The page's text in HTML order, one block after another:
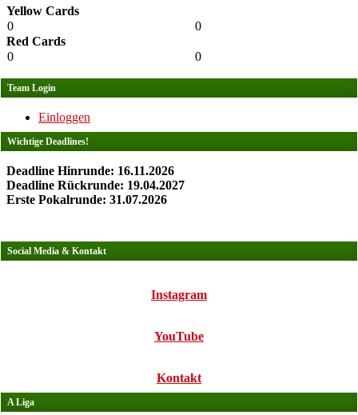
Yellow Cards
0
0
Red Cards
0
0
Team Login
Einloggen
Wichtige Deadlines!
Deadline Hinrunde: 16.11.2026
Deadline Rückrunde: 19.04.2027
Erste Pokalrunde: 31.07.2026
Social Media & Kontakt
Instagram
YouTube
Kontakt
A Liga